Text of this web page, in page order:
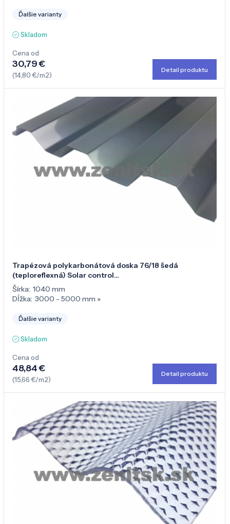
Ďalšie varianty
Skladom
Cena od
30,79 €
(14,80 €/m2)
Detail produktu
Trapézová polykarbonátová doska 76/18 šedá
(teploreflexná) Solar control...
Šírka: 1040 mm
Dĺžka: 3000 - 5000 mm »
Ďalšie varianty
Skladom
Cena od
48,84 €
(15,66 €/m2)
Detail produktu